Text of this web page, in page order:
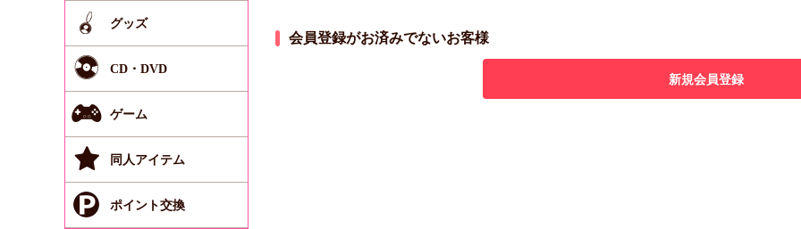
グッズ
CD・DVD
ゲーム
同人アイテム
ポイント交換
会員登録がお済みでないお客様
新規会員登録